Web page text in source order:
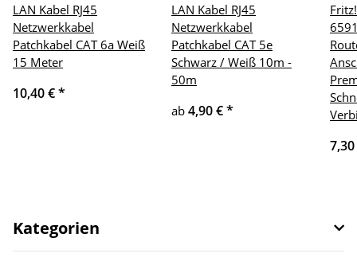
LAN Kabel RJ45
Netzwerkkabel
Patchkabel CAT 6a Weiß
15 Meter
10,40 €*
LAN Kabel RJ45
Netzwerkkabel
Patchkabel CAT 5e
Schwarz / Weiß 10m -
50m
ab 4,90 €*
Kategorien